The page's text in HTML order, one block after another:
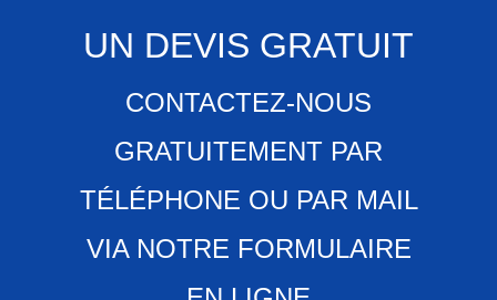
UN DEVIS GRATUIT
CONTACTEZ-NOUS
GRATUITEMENT PAR
TÉLÉPHONE OU PAR MAIL
VIA NOTRE FORMULAIRE